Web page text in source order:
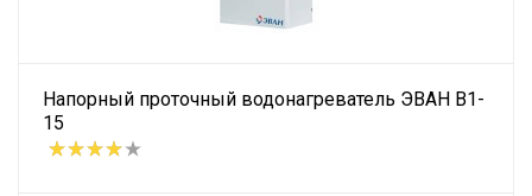
Напорный проточный водонагреватель ЭВАН В1-
15